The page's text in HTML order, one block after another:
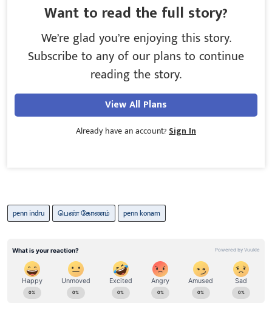
Want to read the full story?
We’re glad you’re enjoying this story.
Subscribe to any of our plans to continue
reading the story.
View All Plans
Already have an account? Sign In
penn indru பெண் கோணம் penn konam